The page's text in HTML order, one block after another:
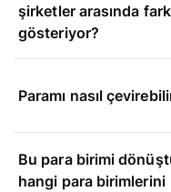
şirketler arasında
gösteriyor?
Paramı nasıl
Bu para birimi
hangi para birimlerini